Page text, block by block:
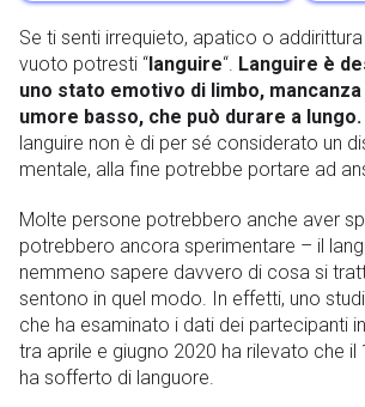
Se ti senti irrequieto, apatico o
vuoto potresti “languire“. Languire è
uno stato emotivo di limbo,
umore basso, che può durare a lungo.
languire non è di per sé considerato un
mentale, alla fine potrebbe portare ad
Molte persone potrebbero anche aver
potrebbero ancora sperimentare – il
nemmeno sapere davvero di cosa si
sentono in quel modo. In effetti, uno
che ha esaminato i dati dei partecipanti
tra aprile e giugno 2020 ha rilevato che il
ha sofferto di languore.